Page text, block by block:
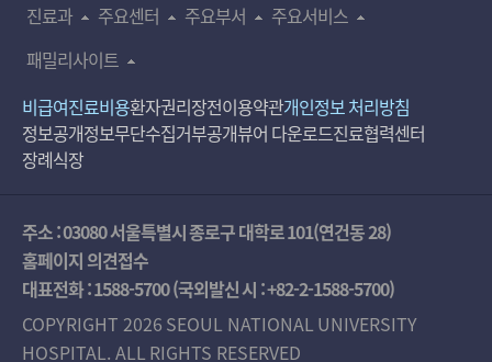
진료과
주요센터 주요부서
주요서비스
패밀리사이트
비급여진료비용환자권리장전이용약관개인정보 처리방침
정보공개정보무단수집거부공개뷰어 다운로드진료협력센터
장례식장
주소 : 03080 서울특별시 종로구 대학로 101(연건동 28)
홈페이지 의견접수
대표전화 :1588-5700(국외발신 시 :+82-2-1588-5700)
COPYRIGHT 2026 SEOUL NATIONAL UNIVERSITY
HOSPITAL. ALL RIGHTS RESERVED